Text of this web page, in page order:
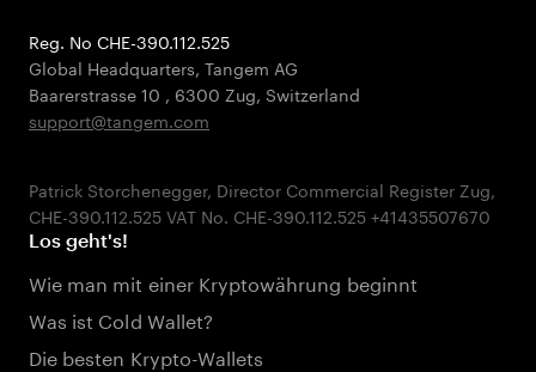
Reg. No CHE-390.112.525
Global Headquarters, Tangem AG
Baarerstrasse 10 , 6300 Zug, Switzerland
support@tangem.com
Patrick Storchenegger, Director Commercial Register Zug,
Los geht's!
Wie man mit einer Kryptowährung beginnt
Was ist Cold Wallet?
Die besten Krypto-Wallets